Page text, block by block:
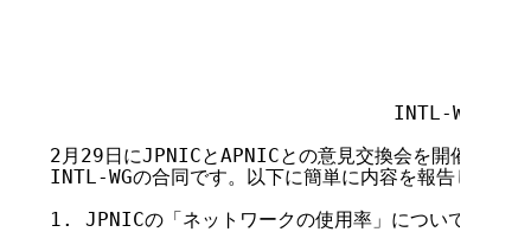
                             INTL-WG報告
2月29日にJPNICとAPNICとの意見交換会を開催しま
INTL-WGの合同です。以下に簡単に内容を報告します。
1. JPNICの「ネットワークの使用率」について